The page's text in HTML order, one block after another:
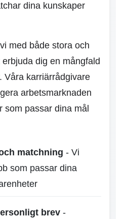
dina kunskaper
med både stora och
dig en mångfald
Våra karriärrådgivare
arbetsmarknaden
som passar dina mål
matchning - Vi
som passar dina
brev -